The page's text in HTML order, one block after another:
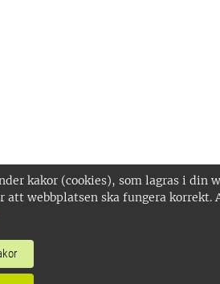
kakor (cookies), som lagras i din
att webbplatsen ska fungera korrekt.